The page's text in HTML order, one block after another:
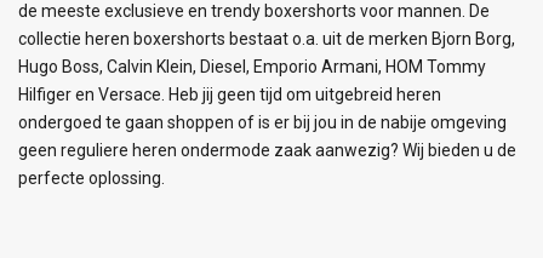
de meeste exclusieve en trendy boxershorts voor mannen. De
collectie heren boxershorts bestaat o.a. uit de merken Bjorn Borg,
Hugo Boss, Calvin Klein, Diesel, Emporio Armani, HOM Tommy
Hilfiger en Versace. Heb jij geen tijd om uitgebreid heren
ondergoed te gaan shoppen of is er bij jou in de nabije omgeving
geen reguliere heren ondermode zaak aanwezig? Wij bieden u de
perfecte oplossing.